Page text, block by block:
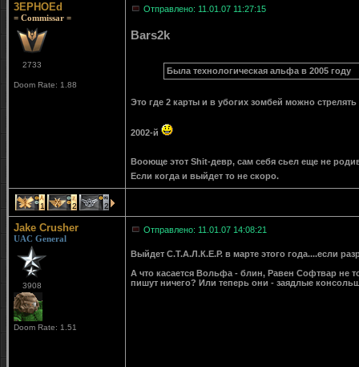
3EPHOEd
= Commissar =
2733
Doom Rate: 1.88
Отправлено: 11.01.07 11:27:15
Bars2k
Была технологическая альфа в 2005 году
Это где 2 карты и в убогих зомбей можно
2002-й
Вооюще этот Shit-девр, сам себя сьел еще не
Если когда и выйдет то не скоро.
1 2 2
Jake Crusher
UAC General
3908
Doom Rate: 1.51
Отправлено: 11.01.07 14:08:21
Выйдет С.Т.А.Л.К.Е.Р. в марте этого года....если
А что касается Вольфа - блин, Равен Софтвар не
пишут ничего? Или теперь они - заядлые